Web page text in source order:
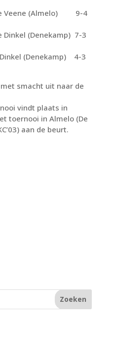
Veene (Almelo) 9-4
Dinkel (Denekamp) 7-3
Dinkel (Denekamp) 4-3
smacht uit naar de
vindt plaats in
toernooi in Almelo (De
aan de beurt.